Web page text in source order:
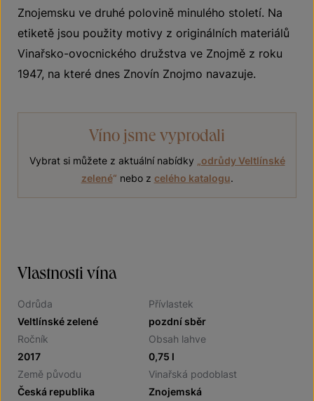
Znojemsku ve druhé polovině minulého století. Na
etiketě jsou použity motivy z originálních materiálů
Vinařsko-ovocnického družstva ve Znojmě z roku
1947, na které dnes Znovín Znojmo navazuje.
Víno jsme vyprodali
Vybrat si můžete z aktuální nabídky
odrůdy Veltlínské
zelené“ nebo z celého katalogu.
Vlastnosti vína
Odrůda
Veltlínské zelené
Přívlastek
pozdní sběr
Ročník
2017
Obsah lahve
0,75 l
Země původu
Česká republika
Vinařská podoblast
Znojemská